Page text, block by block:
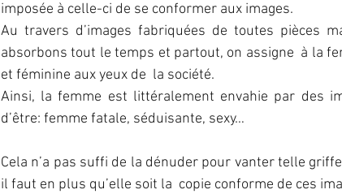
imposée à celle-ci de se conformer aux images.
Au travers d’images fabriquées de toutes pièces
absorbons tout le temps et partout, on assigne  à la
et féminine aux yeux de  la société.
Ainsi, la femme est littéralement envahie par des
d’être: femme fatale, séduisante, sexy…
Cela n’a pas suffi de la dénuder pour vanter telle
il faut en plus qu’elle soit la  copie conforme de ces